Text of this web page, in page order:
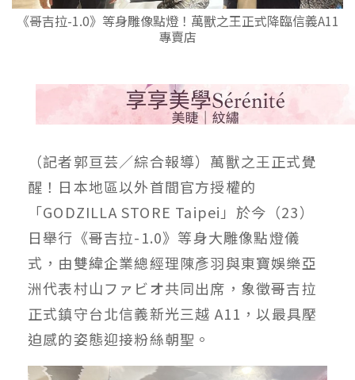
《哥吉拉-1.0》等身雕像點燈！萬獸之王正式降臨信義A11
專賣店
（記者郭亘芸／綜合報導）萬獸之王正式覺
醒！日本地區以外首間官方授權的
「GODZILLA STORE Taipei」於今（23）
日舉行《哥吉拉-1.0》等身大雕像點燈儀
式，由雙緯企業總經理陳彥羽與東寶娛樂亞
洲代表村山ファビオ共同出席，象徵哥吉拉
正式鎮守台北信義新光三越 A11，以最具壓
迫感的姿態迎接粉絲朝聖。